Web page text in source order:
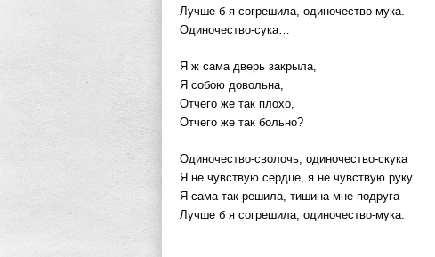
Лучше б я согрешила, одиночество-мука.
Одиночество-сука…
Я ж сама дверь закрыла,
Я собою довольна,
Отчего же так плохо,
Отчего же так больно?
Одиночество-сволочь, одиночество-скука
Я не чувствую сердце, я не чувствую руку
Я сама так решила, тишина мне подруга
Лучше б я согрешила, одиночество-мука.